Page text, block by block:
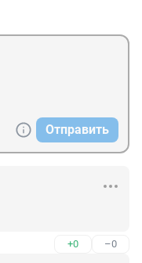
Отправить
+0 –0